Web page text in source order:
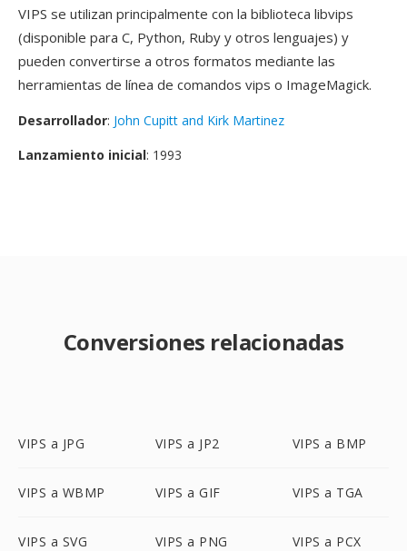
VIPS se utilizan principalmente con la biblioteca libvips
(disponible para C, Python, Ruby y otros lenguajes) y
pueden convertirse a otros formatos mediante las
herramientas de línea de comandos vips o ImageMagick.
Desarrollador: John Cupitt and Kirk Martinez
Lanzamiento inicial: 1993
Conversiones relacionadas
VIPS a JPG VIPS a JP2 VIPS a BMP
VIPS a WBMP VIPS a GIF VIPS a TGA
VIPS a SVG VIPS a PNG VIPS a PCX